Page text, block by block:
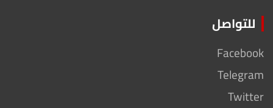
للتواصل
Facebook
Telegram
Twitter